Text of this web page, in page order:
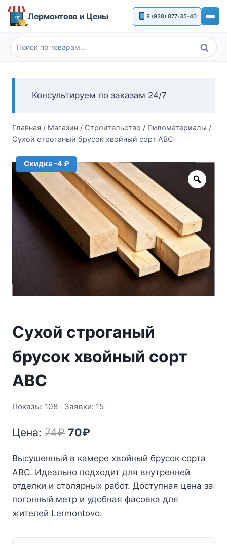
Перейти
Лермонтово и Цены 8 (938) 877-35-40
Искать:
Поиск
Консультируем по заказам 24/7
Главная / Магазин / Строительство / Пиломатериалы /
Сухой строганый брусок хвойный сорт АВС
Скидка -4 ₽
Zoom
Сухой строганый
брусок хвойный сорт
АВС
Показы: 108 | Заявки: 15
Цена: 74₽ Первоначальная
составляла
74₽.
70₽
70₽.
Высушенный в камере хвойный брусок сорта
АВС. Идеально подходит для внутренней
отделки и столярных работ. Доступная цена за
погонный метр и удобная фасовка для
жителей Lermontovo.